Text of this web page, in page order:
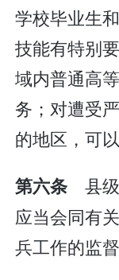
学校毕业生
技能有特别
域内普通高
务；对遭受
的地区，可
第六条 县
应当会同有
兵工作的监督